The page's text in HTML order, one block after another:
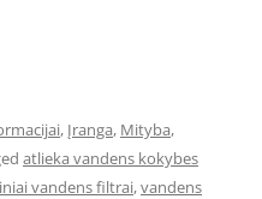
, Įranga, Mityba,
atlieka vandens kokybes
vandens filtrai,vandens